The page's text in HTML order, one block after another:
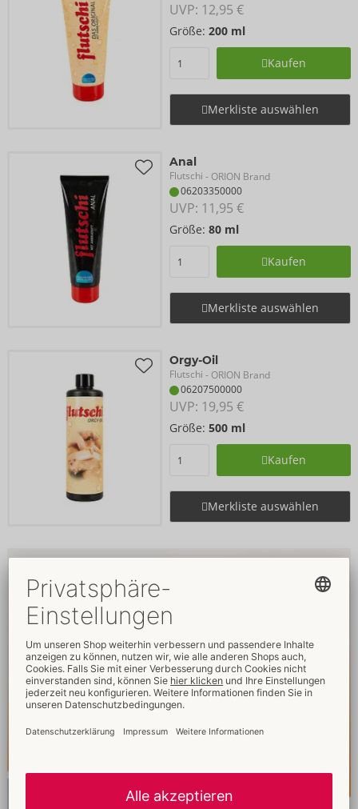
UVP: 12,95 €
Größe: 200 ml
Kaufen
Merkliste auswählen
Anal
Flutschi - ORION Brand
06203350000
UVP: 11,95 €
Größe: 80 ml
Kaufen
Merkliste auswählen
Orgy-Oil
Flutschi - ORION Brand
06207500000
UVP: 19,95 €
Größe: 500 ml
Kaufen
Merkliste auswählen